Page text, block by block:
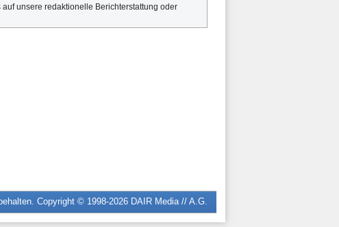
unsere redaktionelle Berichterstattung oder
Copyright © 1998-2026 DAIR Media // A.G.